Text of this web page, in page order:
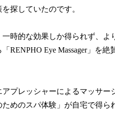
探していたのです。
時的な効果しか得られず、よ
RENPHO Eye Massager」を
プレッシャーによるマッサー
めのスパ体験」が自宅で得ら